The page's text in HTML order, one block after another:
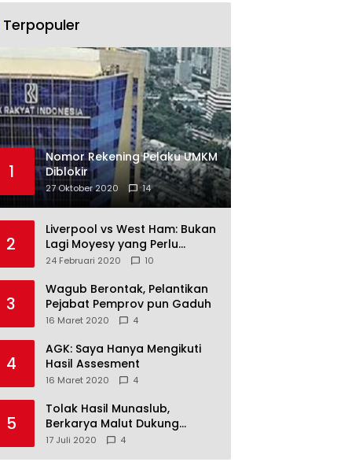
Terpopuler
1
Nomor Rekening Pelaku UMKM
Diblokir
27 Oktober 2020 14
2
Liverpool vs West Ham: Bukan
Lagi Moyesy yang Perlu
Ditakuti
24 Februari 2020 10
3
Wagub Berontak, Pelantikan
Pejabat Pemprov pun Gaduh
16 Maret 2020 4
4
AGK: Saya Hanya Mengikuti
Hasil Assesment
16 Maret 2020 4
5
Tolak Hasil Munaslub,
Berkarya Malut Dukung
Tommy Soeharto
17 Juli 2020 4